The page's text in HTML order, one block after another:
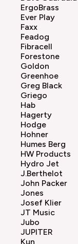
ErgoBrass
Ever Play
Faxx
Feadog
Fibracell
Forestone
Goldon
Greenhoe
Greg Black
Griego
Hab
Hagerty
Hodge
Hohner
Humes Berg
HW Products
Hydro Jet
J.Berthelot
John Packer
Jones
Josef Klier
JT Music
Jubo
JUPITER
Kun